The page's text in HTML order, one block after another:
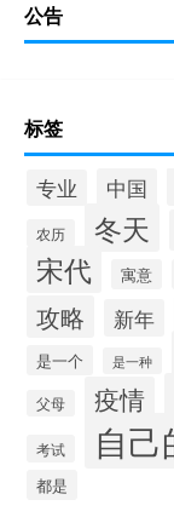
公告
标签
专业 中国
农历 冬天
宋代 寓意
攻略 新年
是一个 是一种
父母 疫情
考试 自己
都是